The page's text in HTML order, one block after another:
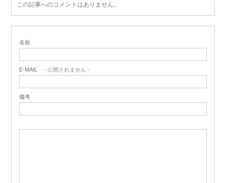
この記事へのコメントはありません。
名前
E-MAIL - 公開されません -
備考